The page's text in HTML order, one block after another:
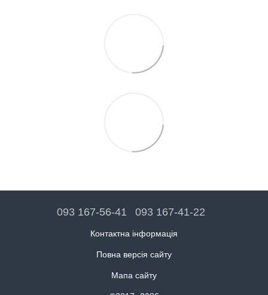
093 167-56-41 093 167-41-22
Контактна інформація
Повна версія сайту
Мапа сайту